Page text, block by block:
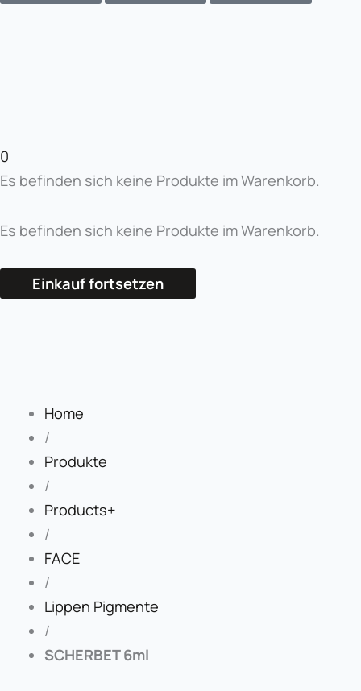
0
Es befinden sich keine Produkte im Warenkorb.
Es befinden sich keine Produkte im Warenkorb.
Einkauf fortsetzen
Home
/
Produkte
/
Products+
/
FACE
/
Lippen Pigmente
/
SCHERBET 6ml